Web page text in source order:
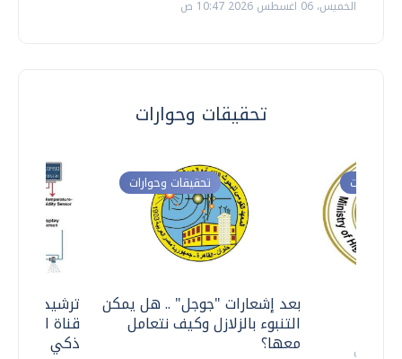
الخميس، 06 اغسطس 2026 10:47 ص
تحقيقات وحوارات
ترشيدا
قناة
ذكي
تحقيقات وحوارات
بعد إشعارات "جوجل" .. هل يمكن
التنبوء بالزلازل وكيف نتعامل
معها؟
وحوارات